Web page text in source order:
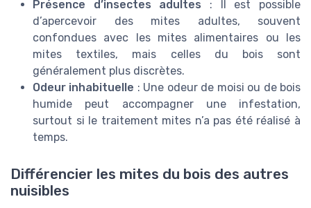
Présence d’insectes adultes : Il est possible
d’apercevoir des mites adultes, souvent
confondues avec les mites alimentaires ou les
mites textiles, mais celles du bois sont
généralement plus discrètes.
Odeur inhabituelle : Une odeur de moisi ou de bois
humide peut accompagner une infestation,
surtout si le traitement mites n’a pas été réalisé à
temps.
Différencier les mites du bois des autres
nuisibles